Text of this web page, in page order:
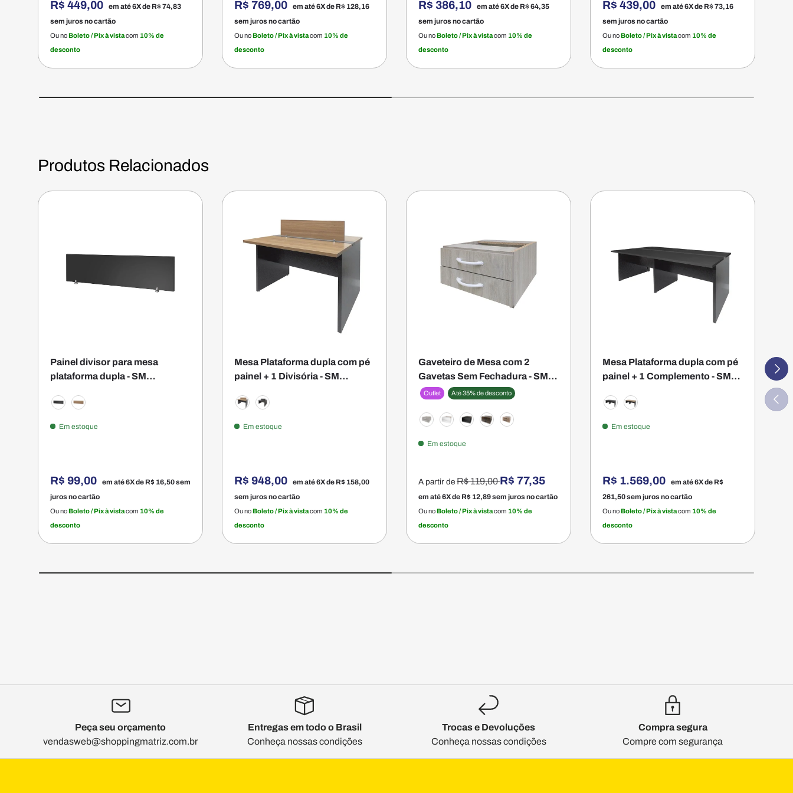
R$ 449,00 em até 6X de R$ 74,83
sem juros no cartão
Ou no Boleto / Pix à vistacom 10% de
desconto
R$ 769,00 em até 6X de R$ 128,16
sem juros no cartão
Ou no Boleto / Pix à vistacom 10% de
desconto
R$ 386,10 em até 6X de R$ 64,35
sem juros no cartão
Ou no Boleto / Pix à vistacom 10% de
desconto
R$ 439,00 em até 6X de R$ 73,16
sem juros no cartão
Ou no Boleto / Pix à vistacom 10% de
desconto
Produtos Relacionados
Painel divisor para mesa
plataforma dupla - SM
Em estoque
R$ 99,00 em até 6X de R$ 16,50sem
juros no cartão
Ou no Boleto / Pix à vistacom 10% de
desconto
Mesa Plataforma dupla com pé
painel + 1 Divisória - SM
Em estoque
R$ 948,00 em até 6X de R$ 158,00
sem juros no cartão
Ou no Boleto / Pix à vistacom 10% de
desconto
Gaveteiro de Mesa com 2
Gavetas Sem Fechadura - SM
Super Light -
Outlet Até 35% de desconto
Em estoque
A partir de Preço normal
R$ 119,00R$ 77,35
em até 6X de R$ 12,89sem juros no cartão
Ou no Boleto / Pix à vistacom 10% de
desconto
Mesa Plataforma dupla com pé
painel + 1 Complemento - SM
Em estoque
R$ 1.569,00 em até 6X de R$
261,50sem juros no cartão
Ou no Boleto / Pix à vistacom 10% de
desconto
Peça seu orçamento
vendasweb@shoppingmatriz.com.br
Entregas em todo o Brasil
Conheça nossas condições
Trocas e Devoluções
Conheça nossas condições
Compra segura
Compre com segurança